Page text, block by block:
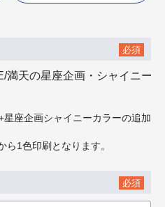
必須
満天の星座企画・シャイニー
星座企画シャイニーカラーの追加
ら1色印刷となります。
必須